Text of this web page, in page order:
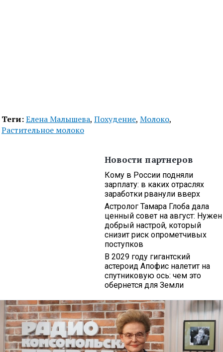
Теги:Елена Малышева, Похудение, Молоко,
Растительное молоко
Новости партнеров
Кому в России подняли
зарплату: в каких отраслях
заработки рванули вверх
Астролог Тамара Глоба дала
ценный совет на август: Нужен
добрый настрой, который
снизит риск опрометчивых
поступков
В 2029 году гигантский
астероид Апофис налетит на
спутниковую ось: чем это
обернется для Земли